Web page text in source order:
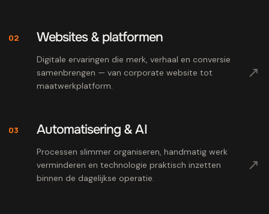
02 Websites & platformen
Digitale ervaringen die merk, verhaal en conversie
samenbrengen — van corporate website tot
maatwerkplatform.
↗
03 Automatisering & AI
Processen slimmer organiseren, handmatig werk
verminderen en technologie praktisch inzetten
binnen de dagelijkse operatie.
↗